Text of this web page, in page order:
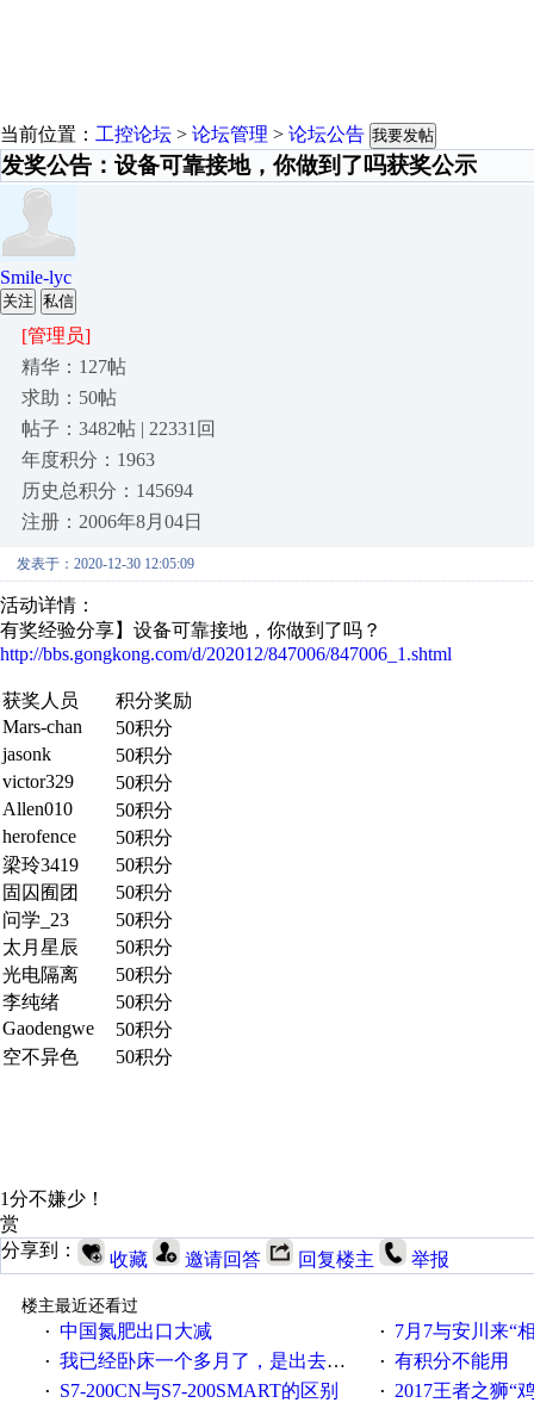
当前位置： 工控论坛 > 论坛管理 > 论坛公告 我要发帖
发奖公告：设备可靠接地，你做到了吗获奖公示
Smile-lyc
关注 私信
[管理员]
精华：127帖
求助：50帖
帖子：3482帖 | 22331回
年度积分：1963
历史总积分：145694
注册：2006年8月04日
发表于：2020-12-30 12:05:09
活动详情：
有奖经验分享】设备可靠接地，你做到了吗？
http://bbs.gongkong.com/d/202012/847006/847006_1.shtml
获奖人员
积分奖励
Mars-chan
50积分
jasonk
50积分
victor329
50积分
Allen010
50积分
herofence
50积分
梁玲3419
50积分
固囚囿团
50积分
问学_23
50积分
太月星辰
50积分
光电隔离
50积分
李纯绪
50积分
Gaodengwe
50积分
空不异色
50积分
1分不嫌少！
赏
分享到：
收藏 邀请回答 回复楼主 举报
楼主最近还看过
· 中国氮肥出口大减 · 7月7与安川来“
· 我已经卧床一个多月了，是出去安装机械手在高速遭遇车祸所致:大家工作都要特别注意啊 · 有积分不能用
· S7-200CN与S7-200SMART的区别 · 2017王者之狮“鸡”情签到